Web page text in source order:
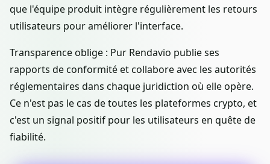
que l'équipe produit intègre régulièrement les retours
utilisateurs pour améliorer l'interface.
Transparence oblige : Pur Rendavio publie ses
rapports de conformité et collabore avec les autorités
réglementaires dans chaque juridiction où elle opère.
Ce n'est pas le cas de toutes les plateformes crypto, et
c'est un signal positif pour les utilisateurs en quête de
fiabilité.